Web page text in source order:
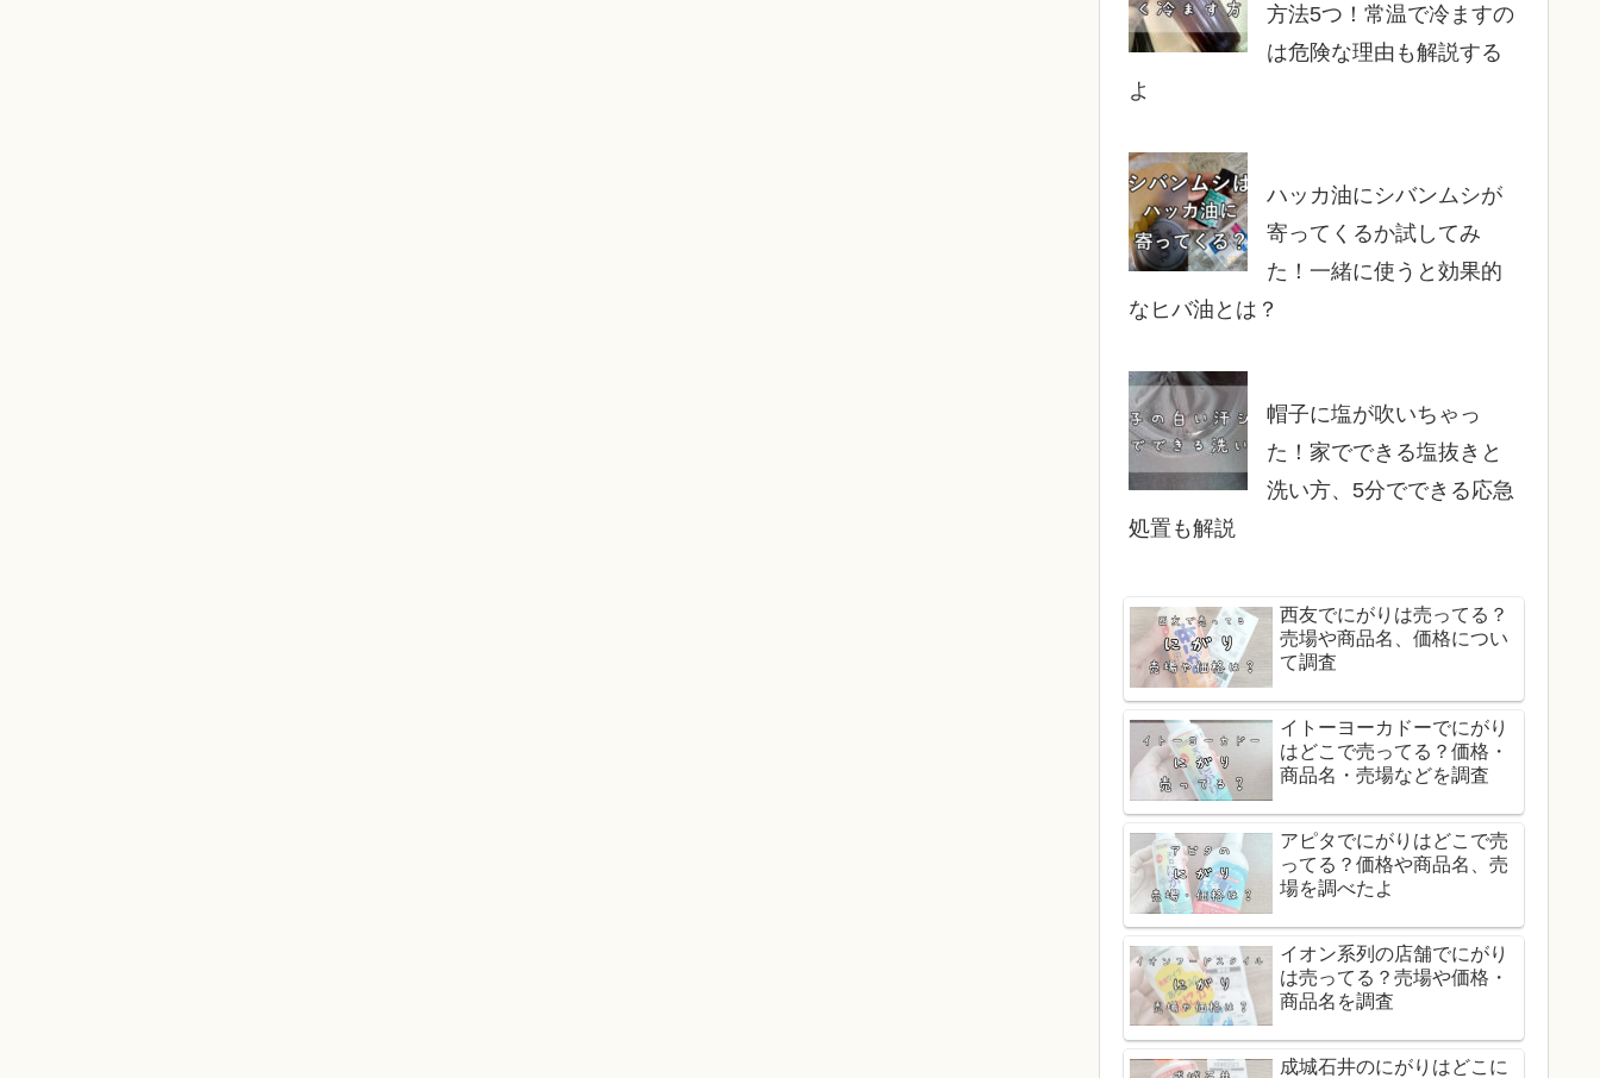
方法5つ！常温で冷ますの
は危険な理由も解説する
よ
ハッカ油にシバンムシが
寄ってくるか試してみ
た！一緒に使うと効果的
なヒバ油とは？
帽子に塩が吹いちゃっ
た！家でできる塩抜きと
洗い方、5分でできる応急
処置も解説
西友でにがりは売ってる？
売場や商品名、価格につい
て調査
イトーヨーカドーでにがり
はどこで売ってる？価格・
商品名・売場などを調査
アピタでにがりはどこで売
ってる？価格や商品名、売
場を調べたよ
イオン系列の店舗でにがり
は売ってる？売場や価格・
商品名を調査
成城石井のにがりはどこに